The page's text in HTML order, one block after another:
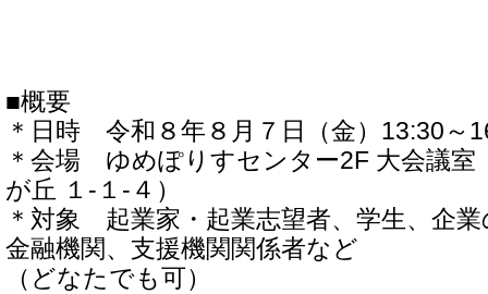
■概要
＊日時 令和８年８月７日（金）13:30～
＊会場 ゆめぽりすセンター2F 大会議室
が丘 １-１-４）
＊対象 起業家・起業志望者、学生、企
金融機関、支援機関関係者など
（どなたでも可）